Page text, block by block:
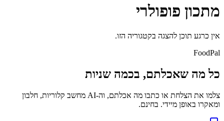
מתכון פופולרי
אין כרגע תוכן להצגה בקטגוריה הזו.
FoodPal
כל מה שאכלתם, בכמה שניות
צלמו את הצלחת או כתבו מה אכלתם, וה-AI מחשב קלוריות, חלבון
ומאקרו באופן מיידי. בחינם.